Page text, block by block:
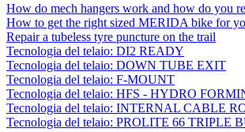
How do mech hangers work and how do you
How to get the right sized MERIDA bike for
Repair a tubeless tyre puncture on the trail
Tecnologia del telaio: DI2 READY
Tecnologia del telaio: DOWN TUBE EXIT
Tecnologia del telaio: F-MOUNT
Tecnologia del telaio: HFS - HYDRO
Tecnologia del telaio: INTERNAL CABLE
Tecnologia del telaio: PROLITE 66 TRIPLE